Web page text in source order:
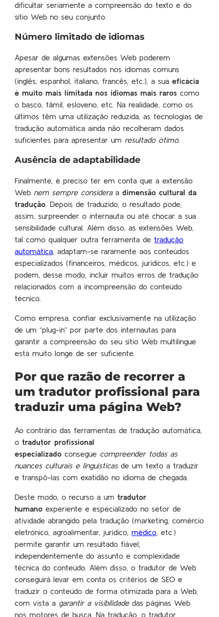
dificultar seriamente a compreensão do texto e do
sítio Web no seu conjunto.
Número limitado de idiomas
Apesar de algumas extensões Web poderem
apresentar bons resultados nos idiomas comuns
(inglês, espanhol, italiano, francês, etc.), a suaeficácia
é muito mais limitada nos idiomas mais raros como
o basco, tâmil, esloveno, etc. Na realidade, como os
últimos têm uma utilização reduzida, as tecnologias de
tradução automática ainda não recolheram dados
suficientes para apresentar um resultado ótimo.
Ausência de adaptabilidade
Finalmente, é preciso ter em conta que a extensão
Web nem sempre consideraadimensão cultural da
tradução . Depois de traduzido, o resultado pode,
assim, surpreender o internauta ou até chocar a sua
sensibilidade cultural. Além disso, as extensões Web,
tal como qualquer outra ferramenta detradução
automática , adaptam-se raramente aos conteúdos
especializados (financeiros, médicos, jurídicos, etc.) e
podem, desse modo, incluir muitos erros de tradução
relacionados com a incompreensão do conteúdo
técnico.
Como empresa, confiar exclusivamente na utilização
de um “plug-in” por parte dos internautas para
garantir a compreensão do seu sítio Web multilingue
está muito longe de ser suficiente.
Por que razão de recorrer a
um tradutor profissional para
traduzir uma página Web?
Ao contrário das ferramentas de tradução automática,
otradutor profissional
especializado consegue compreender todas as
nuances culturais e linguísticasde um texto a traduzir
e transpô-las com exatidão no idioma de chegada.
Deste modo, o recurso a umtradutor
humano experiente e especializado no setor de
atividade abrangido pela tradução (marketing, comércio
eletrónico, agroalimentar, jurídico,médico , etc.)
permite garantir um resultado fiável,
independentemente do assunto e complexidade
técnica do conteúdo. Além disso, o tradutor de Web
conseguirá levar em conta os critérios de SEO e
traduzir o conteúdo de forma otimizada para a Web,
com vista a garantir a visibilidadedas páginas Web
nos motores de busca. Na tradução, o tradutor